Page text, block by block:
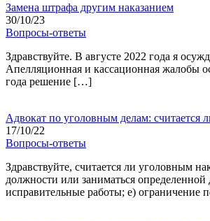
Замена штрафа другим наказанием
30/10/23
Вопросы-ответы
Здравствуйте. В августе 2022 года я
Апелляционная и кассационная жалобы
года решение […]
Адвокат по уголовным делам: считается
17/10/22
Вопросы-ответы
Здравствуйте, считается ли уголовным
должности или заниматься
исправительные работы; е)